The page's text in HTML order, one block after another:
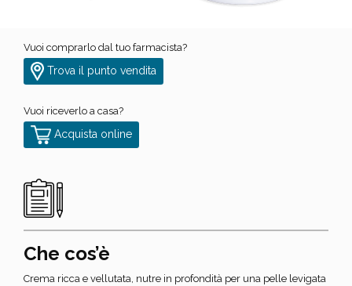
Vuoi comprarlo dal tuo farmacista?
Trova il punto vendita
Vuoi riceverlo a casa?
Acquista online
Che cos’è
Crema ricca e vellutata, nutre in profondità per una pelle levigata